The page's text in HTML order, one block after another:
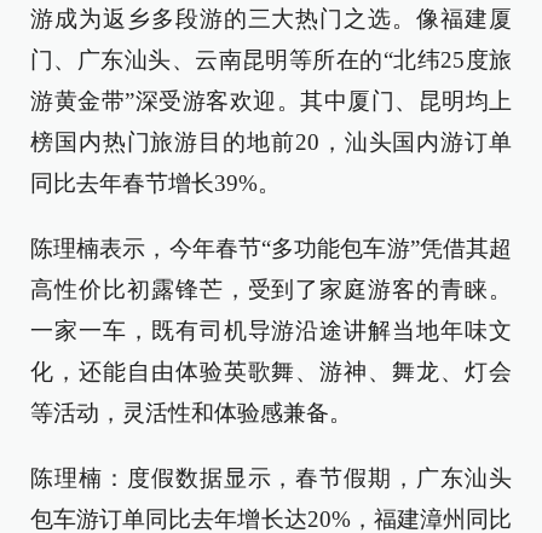
游成为返乡多段游的三大热门之选。像福建厦
门、广东汕头、云南昆明等所在的“北纬25度旅
游黄金带”深受游客欢迎。其中厦门、昆明均上
榜国内热门旅游目的地前20，汕头国内游订单
同比去年春节增长39%。
陈理楠表示，今年春节“多功能包车游”凭借其超
高性价比初露锋芒，受到了家庭游客的青睐。
一家一车，既有司机导游沿途讲解当地年味文
化，还能自由体验英歌舞、游神、舞龙、灯会
等活动，灵活性和体验感兼备。
陈理楠：度假数据显示，春节假期，广东汕头
包车游订单同比去年增长达20%，福建漳州同比